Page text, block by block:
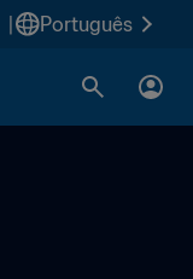
Português